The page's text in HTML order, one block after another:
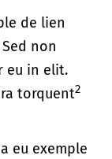
de lien
non
eu in elit.
torquent2
eu exemple